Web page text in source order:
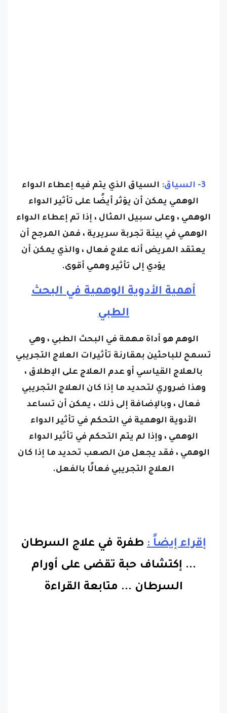
الوهمي يمكن أن يؤثر أيضًا على تأثير الدواء
الوهمي ، وعلى سبيل المثال ، إذا تم إعطاء الدواء
الوهمي في بيئة تجربة سريرية ، فمن المرجح أن
يعتقد المريض أنه علاج فعال ، والذي يمكن أن
يؤدي إلى تأثير وهمي أقوى.
أهمية الأدوية الوهمية في البحث
الطبي
الوهم هو أداة مهمة في البحث الطبي ، وهي
تسمح للباحثين بمقارنة تأثيرات العلاج التجريبي
بالعلاج القياسي أو عدم العلاج على الإطلاق ،
وهذا ضروري لتحديد ما إذا كان العلاج التجريبي
فعال ، وبالإضافة إلى ذلك ، يمكن أن تساعد
الأدوية الوهمية في التحكم في تأثير الدواء
الوهمي ، وإذا لم يتم التحكم في تأثير الدواء
الوهمي ، فقد يجعل من الصعب تحديد ما إذا كان
العلاج التجريبي فعالًا بالفعل.
... إكتشاف حبة تقضى على أورام
السرطان
... متابعة القراءة